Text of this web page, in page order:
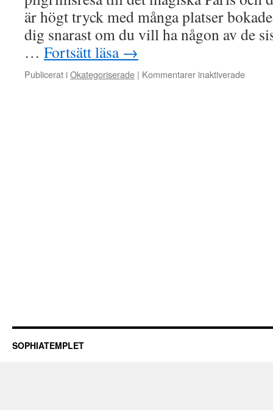
är högt tryck med många platser
dig snarast om du vill ha någon av de
… Fortsätt läsa →
Publicerat iOkategoriserade | Kommentarer inaktiveradeför
SOPHIATEMPLET